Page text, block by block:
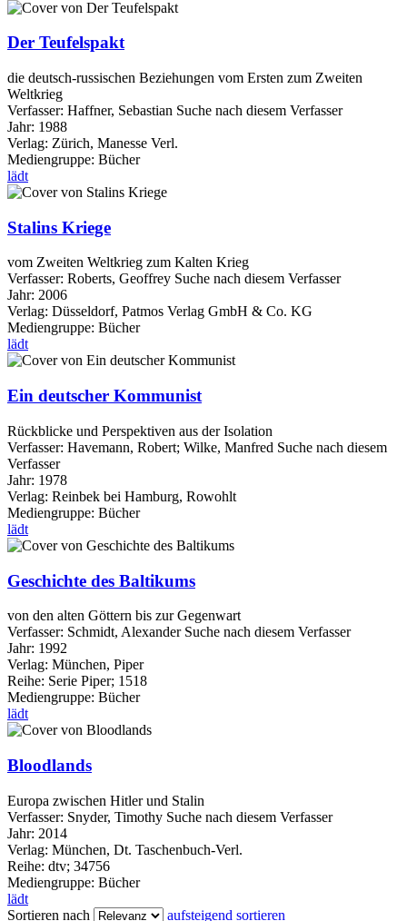
Der Teufelspakt
die deutsch-russischen Beziehungen vom Ersten zum Zweiten
Weltkrieg
Verfasser: Haffner, Sebastian Suche nach diesem Verfasser
Jahr: 1988
Verlag: Zürich, Manesse Verl.
Mediengruppe: Bücher
lädt
Stalins Kriege
vom Zweiten Weltkrieg zum Kalten Krieg
Verfasser: Roberts, Geoffrey Suche nach diesem Verfasser
Jahr: 2006
Verlag: Düsseldorf, Patmos Verlag GmbH & Co. KG
Mediengruppe: Bücher
lädt
Ein deutscher Kommunist
Rückblicke und Perspektiven aus der Isolation
Verfasser: Havemann, Robert; Wilke, Manfred Suche nach diesem
Verfasser
Jahr: 1978
Verlag: Reinbek bei Hamburg, Rowohlt
Mediengruppe: Bücher
lädt
Geschichte des Baltikums
von den alten Göttern bis zur Gegenwart
Verfasser: Schmidt, Alexander Suche nach diesem Verfasser
Jahr: 1992
Verlag: München, Piper
Reihe: Serie Piper; 1518
Mediengruppe: Bücher
lädt
Bloodlands
Europa zwischen Hitler und Stalin
Verfasser: Snyder, Timothy Suche nach diesem Verfasser
Jahr: 2014
Verlag: München, Dt. Taschenbuch-Verl.
Reihe: dtv; 34756
Mediengruppe: Bücher
lädt
Sortieren nach
aufsteigend sortieren